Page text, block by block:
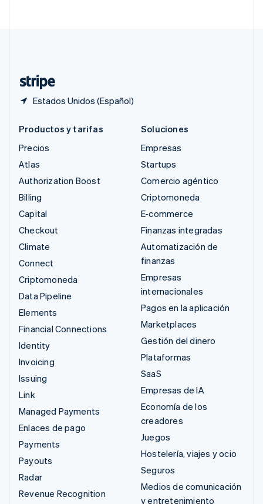
Estados Unidos (Español)
Productos y tarifas
Precios
Atlas
Authorization Boost
Billing
Capital
Checkout
Climate
Connect
Criptomoneda
Data Pipeline
Elements
Financial Connections
Identity
Invoicing
Issuing
Link
Managed Payments
Enlaces de pago
Payments
Payouts
Radar
Revenue Recognition
Soluciones
Empresas
Startups
Comercio agéntico
Criptomoneda
E-commerce
Finanzas integradas
Automatización de
finanzas
Empresas
internacionales
Pagos en la aplicación
Marketplaces
Gestión del dinero
Plataformas
SaaS
Empresas de IA
Economía de los
creadores
Juegos
Hostelería, viajes y ocio
Seguros
Medios de comunicación
y entretenimiento